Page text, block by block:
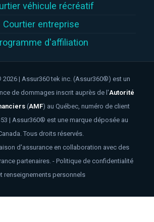
véhicule récréatif
Courtier entreprise
d'affiliation
| Assur360 tek inc. (Assur360®) est un
de dommages inscrit auprès de l'Autorité
(AMF) au Québec, numéro de client
| Assur360® est une marque déposée au
Tous droits réservés.
d'assurance en collaboration avec des
partenaires. - Politique de confidentialité
renseignements personnels